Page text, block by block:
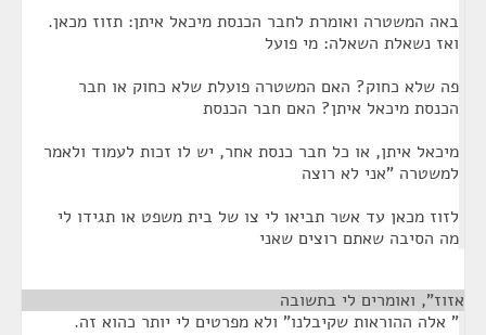
באה המשטרה ואומרת לחבר הכנסת מיכאל איתן: תזוז מכאן.
ואז נשאלת השאלה: מי פועל
פה שלא כחוק? האם המשטרה פועלת שלא כחוק או חבר
הכנסת מיכאל איתן? האם חבר הכנסת
מיכאל איתן, או כל חבר כנסת אחר, יש לו זכות לעמוד ולאמר
למשטרה "אני לא רוצה
לזוז מכאן עד אשר תביאו לי צו של בית משפט או תגידו לי
מה הסיבה שאתם רוצים שאני
אזוז", ואומרים לי בתשובה
" אלה ההוראות שקיבלנו" ולא מפרטים לי יותר כהוא זה.